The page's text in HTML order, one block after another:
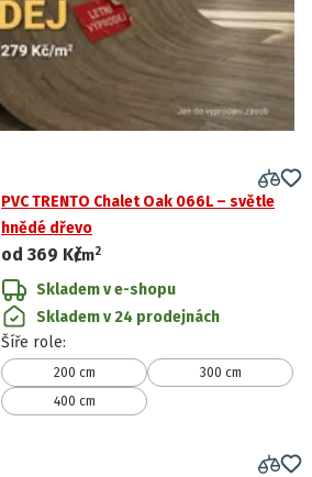
PVC TRENTO Chalet Oak 066L – světle
hnědé dřevo
od 369 Kč
/m2
Skladem v e-shopu
Skladem v 24 prodejnách
Šíře role:
200 cm
300 cm
400 cm